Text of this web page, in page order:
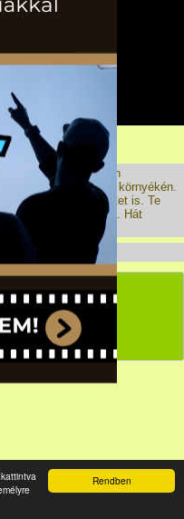
Rendben
Bori és barátja éppen
találkoznak a tópart környékén.
kicsi békakoncertet is. Te
és a varangy között. Hát
béka brekegés
online html5 mesék